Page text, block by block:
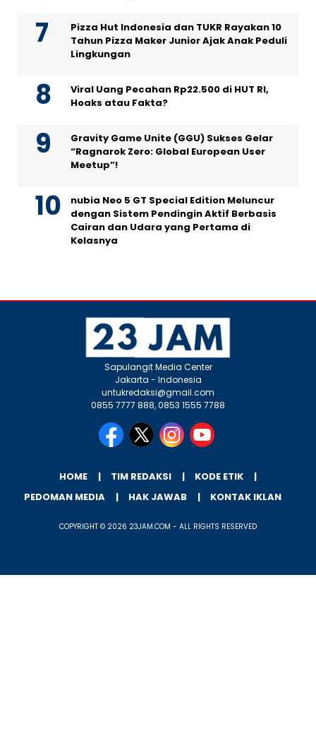
Pizza Hut Indonesia dan TUKR Rayakan 10
Tahun Pizza Maker Junior Ajak Anak Peduli
Lingkungan
Viral Uang Pecahan Rp22.500 di HUT RI,
Hoaks atau Fakta?
Gravity Game Unite (GGU) Sukses Gelar
“Ragnarok Zero: Global European User
Meetup”!
nubia Neo 5 GT Special Edition Meluncur
dengan Sistem Pendingin Aktif Berbasis
Cairan dan Udara yang Pertama di
Kelasnya
Sapulangit Media Center
Jakarta - Indonesia
untukredaksi@gmail.com
0855 7777 888, 0853 1555 7788
HOME TIM REDAKSI
KODE ETIK
PEDOMAN MEDIA
HAK JAWAB KONTAK IKLAN
COPYRIGHT © 2026 23JAM.COM - ALL RIGHTS RESERVED